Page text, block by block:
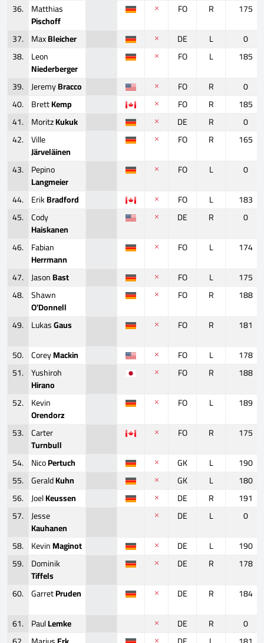
36. Matthias
Pischoff
FO R
175
37. MaxBleicher DE L
0
38. Leon
Niederberger
FO L
185
39. JeremyBracco FO R
0
40. BrettKemp FO R
185
41. MoritzKukuk DE R
0
42. Ville
Järveläinen
FO R
165
43. Pepino
Langmeier
FO L
0
44. ErikBradford FO L
183
45. Cody
Haiskanen
DE R
0
46. Fabian
Herrmann
FO L
174
47. JasonBast FO L
175
48. Shawn
O'Donnell
FO R
188
49. LukasGaus FO R
181
50. CoreyMackin FO L
178
51. Yushiroh
Hirano
FO R
188
52. Kevin
Orendorz
FO L
189
53. Carter
Turnbull
FO R
175
54. NicoPertuch GK L
190
55. GeraldKuhn GK L
180
56. JoelKeussen DE R
191
57. Jesse
Kauhanen
DE L
0
58. KevinMaginot DE L
190
59. Dominik
Tiffels
DE R
178
60. GarretPruden DE R
184
61. PaulLemke DE R
0